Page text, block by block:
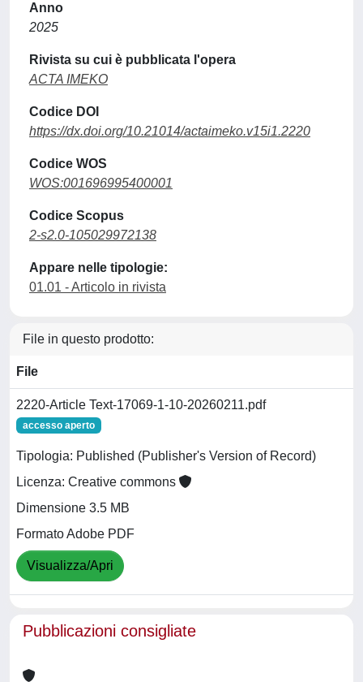
Anno
2025
Rivista su cui è pubblicata l'opera
ACTA IMEKO
Codice DOI
https://dx.doi.org/10.21014/actaimeko.v15i1.2220
Codice WOS
WOS:001696995400001
Codice Scopus
2-s2.0-105029972138
Appare nelle tipologie:
01.01 - Articolo in rivista
File in questo prodotto:
File
2220-Article Text-17069-1-10-20260211.pdf
accesso aperto
Tipologia: Published (Publisher's Version of Record)
Licenza: Creative commons
Dimensione 3.5 MB
Formato Adobe PDF
Visualizza/Apri
Pubblicazioni consigliate